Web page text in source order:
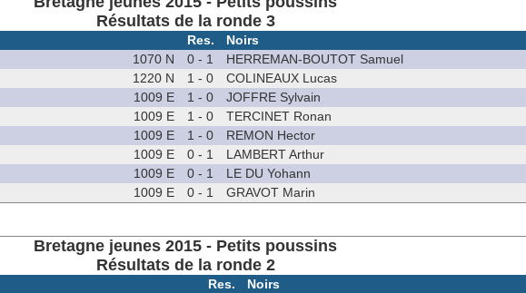
Résultats de la ronde 3
Res. Noirs
1070 N 0 - 1 HERREMAN-BOUTOT Samuel
1220 N 1 - 0 COLINEAUX Lucas
1009 E 1 - 0 JOFFRE Sylvain
1009 E 1 - 0 TERCINET Ronan
1009 E 1 - 0 REMON Hector
1009 E 0 - 1 LAMBERT Arthur
1009 E 0 - 1 LE DU Yohann
1009 E 0 - 1 GRAVOT Marin
Bretagne jeunes 2015 - Petits poussins
Résultats de la ronde 2
Res. Noirs